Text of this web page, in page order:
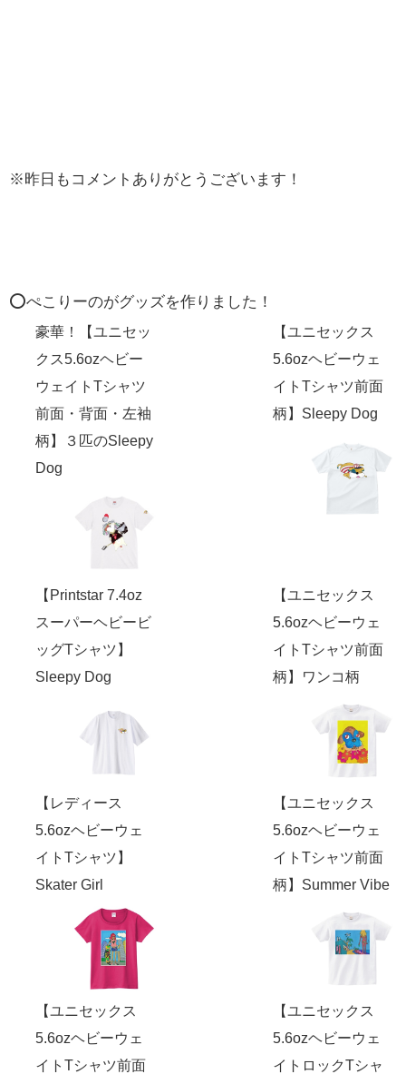
※昨日もコメントありがとうございます！
⭕️ぺこりーのがグッズを作りました！
豪華！【ユニセッ
クス5.6ozヘビー
ウェイトTシャツ
前面・背面・左袖
柄】３匹のSleepy
Dog
【ユニセックス
5.6ozヘビーウェ
イトTシャツ前面
柄】Sleepy Dog
【Printstar 7.4oz
スーパーヘビービ
ッグTシャツ】
Sleepy Dog
【ユニセックス
5.6ozヘビーウェ
イトTシャツ前面
柄】ワンコ柄
【レディース
5.6ozヘビーウェ
イトTシャツ】
Skater Girl
【ユニセックス
5.6ozヘビーウェ
イトTシャツ前面
柄】Summer Vibe
【ユニセックス
5.6ozヘビーウェ
イトTシャツ前面
【ユニセックス
5.6ozヘビーウェ
イトロックTシャ